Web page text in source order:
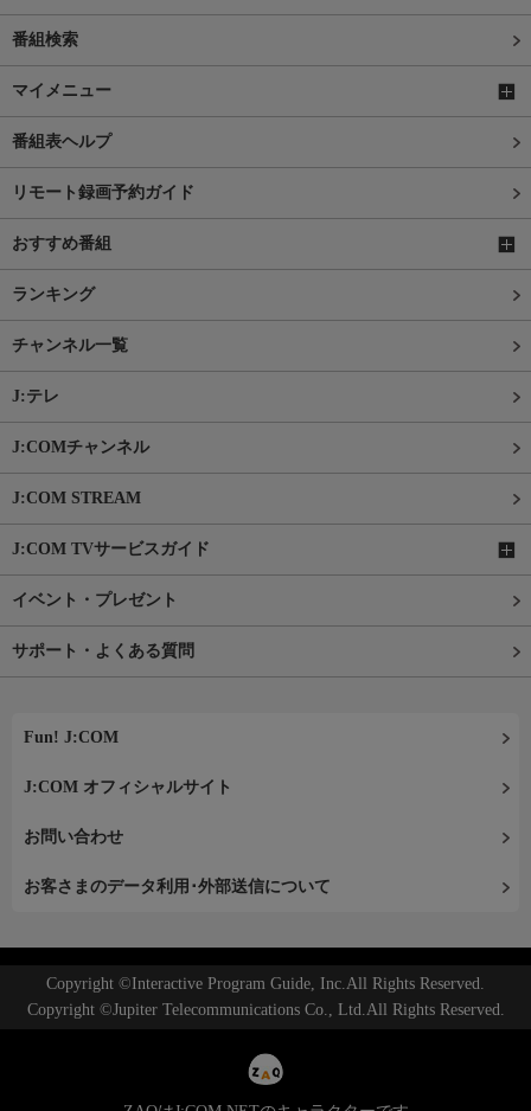
番組検索
マイメニュー
番組表ヘルプ
リモート録画予約ガイド
おすすめ番組
ランキング
チャンネル一覧
J:テレ
J:COMチャンネル
J:COM STREAM
J:COM TVサービスガイド
イベント・プレゼント
サポート・よくある質問
Fun! J:COM
J:COM オフィシャルサイト
お問い合わせ
お客さまのデータ利用･外部送信について
Copyright ©Interactive Program Guide, Inc.All Rights Reserved.
Copyright ©Jupiter Telecommunications Co., Ltd.All Rights Reserved.